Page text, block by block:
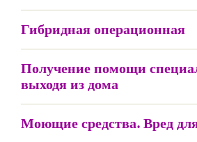
Гибридная операционная
Получение помощи
выходя из дома
Моющие средства. Вред